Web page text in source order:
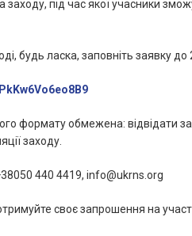
заходу, під час якої учасники
будь ласка, заповніть заявку
формату обмежена: відвідати
заходу.
440 4419, info@ukrns.org
своє запрошення на